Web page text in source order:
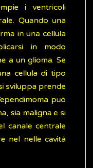
i ventricoli
Quando una
in una cellula
in modo
a un glioma. Se
cellula di tipo
sviluppa prende
può
sia maligna e si
canale centrale
nel nelle cavità